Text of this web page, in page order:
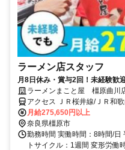
ラーメン店スタッフ
月8日休み・賞与2回！未経験歓
100％取得
ラーメンまこと屋 橿原曲川
アクセス ＪＲ桜井線/ＪＲ和
徒歩約19分、近鉄南大阪線
分
月給275,650円以上
奈良県橿原市
勤務時間 実働時間：8時間/日
トサイクル：1週間 変形労働